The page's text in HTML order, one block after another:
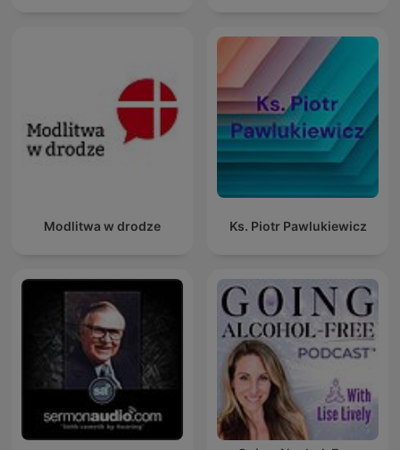
Modlitwa w drodze Ks. Piotr Pawlukiewicz